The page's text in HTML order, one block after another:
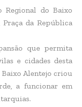
Regional do Baixo
da República
que permita
e cidades desta
Baixo Alentejo criou
a funcionar em